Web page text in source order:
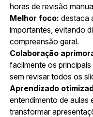
horas de revisão
Melhor foco: destaca
importantes, evitando
compreensão geral.
Colaboração
facilmente os
sem revisar todos os
Aprendizado
entendimento de aulas
transformar